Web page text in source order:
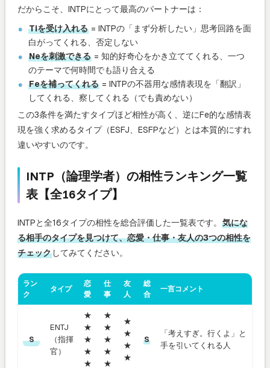
だからこそ、INTPにとって最高のパートナーは：
Tiを受け入れる = INTPの「まず分析したい」思考回路を面
白がってくれる、否定しない
Neを刺激できる = 知的好奇心をかき立ててくれる、一つ
のテーマで何時間でも語り合える
Feを補ってくれる = INTPの不器用な感情表現を「翻訳」
してくれる、察してくれる（でも責めない）
この3条件を満たすタイプほど相性が高く、逆にFe的な感情表
現を強く求めるタイプ（ESFJ、ESFPなど）とは本質的にすれ
違いやすいのです。
INTP（論理学者）の相性ランキング一覧
表【全16タイプ】
INTPと全16タイプの相性を総合評価した一覧表です。 気にな
る相手のタイプを見つけて、恋愛・仕事・友人の3つの相性を
チェック してみてください。
ラン
ク
タイプ
恋
愛
仕
事
友
人
総
合
一言コメント
S
ENTJ
（指揮
官）
★
★
★
★
★
★
★
★
★
★
★
★
★
★
S
「考えすぎ。行くよ」と
手を引いてくれる人